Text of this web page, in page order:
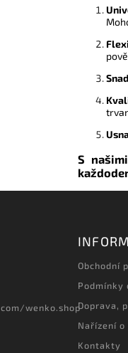
S
wenko.shop
Obchodní
Podmínky
Doprava,
Nařízení
Kontakty